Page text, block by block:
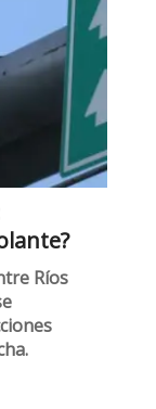
Ríos